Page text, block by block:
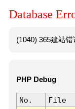
Database
(1040) 365建站
PHP Debug
No. File